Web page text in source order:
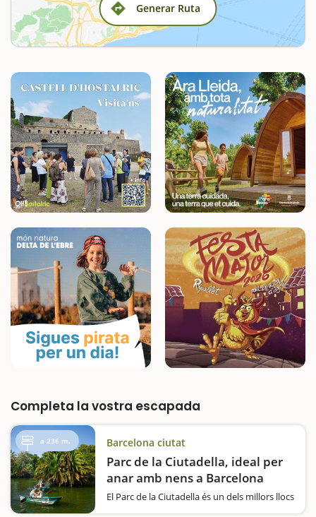
Generar Ruta
Completa la vostra escapada
a 236 m. Barcelona ciutat
Parc de la Ciutadella, ideal per
anar amb nens a Barcelona
El Parc de la Ciutadella és un dels millors llocs